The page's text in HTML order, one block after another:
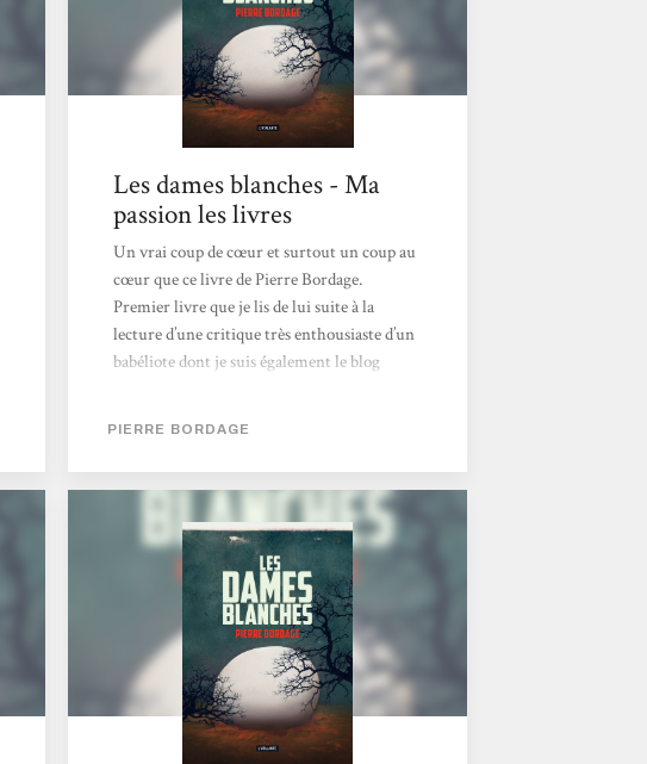
Les dames blanches - Ma
passion les livres
Un vrai coup de cœur et surtout un coup au
cœur que ce livre de Pierre Bordage.
Premier livre que je lis de lui suite à la
lecture d’une critique très enthousiaste d’un
babéliote dont je suis également le blog
fiction (mais à peine), mais qui parle de
notre propre humanité, notre vie d’être
humain sur cette terre. J’ai vraiment été
touchée par cette histoire, les destins des
différents...
PIERRE BORDAGE